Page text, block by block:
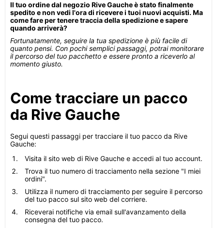
Il tuo ordine dal negozio Rive Gauche è stato finalmente
spedito e non vedi l'ora di ricevere i tuoi nuovi acquisti. Ma
come fare per tenere traccia della spedizione e sapere
quando arriverà?
Fortunatamente, seguire la tua spedizione è più facile di
quanto pensi. Con pochi semplici passaggi, potrai monitorare
il percorso del tuo pacchetto e essere pronto a riceverlo al
momento giusto.
Come tracciare un pacco
da Rive Gauche
Segui questi passaggi per tracciare il tuo pacco da Rive
Gauche:
Visita il sito web di Rive Gauche e accedi al tuo account.
Trova il tuo numero di tracciamento nella sezione "I miei
ordini".
Utilizza il numero di tracciamento per seguire il percorso
del tuo pacco sul sito web del corriere.
Riceverai notifiche via email sull'avanzamento della
consegna del tuo pacco.